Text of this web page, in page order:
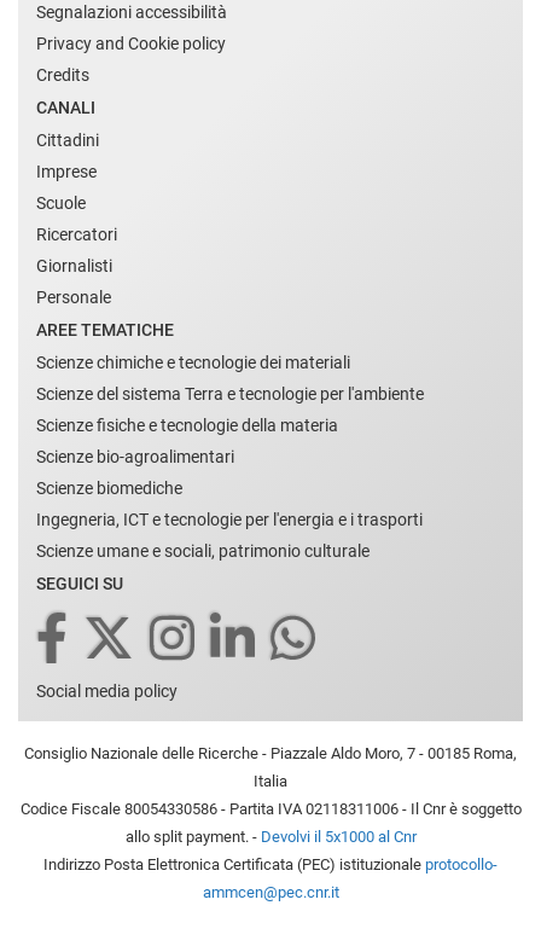
Segnalazioni accessibilità
Privacy and Cookie policy
Credits
CANALI
Cittadini
Imprese
Scuole
Ricercatori
Giornalisti
Personale
AREE TEMATICHE
Scienze chimiche e tecnologie dei materiali
Scienze del sistema Terra e tecnologie per l'ambiente
Scienze fisiche e tecnologie della materia
Scienze bio-agroalimentari
Scienze biomediche
Ingegneria, ICT e tecnologie per l'energia e i trasporti
Scienze umane e sociali, patrimonio culturale
SEGUICI SU
Social media policy
Consiglio Nazionale delle Ricerche - Piazzale Aldo Moro, 7 - 00185 Roma,
Italia
Codice Fiscale 80054330586 - Partita IVA 02118311006 - Il Cnr è soggetto
allo split payment. - Devolvi il 5x1000 al Cnr
Indirizzo Posta Elettronica Certificata (PEC) istituzionale protocollo-
ammcen@pec.cnr.it